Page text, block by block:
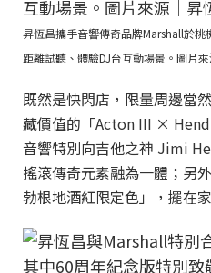
昇恆昌攜手音響傳奇品牌Marshall於
距離試聽、體驗DJ台互動場景。圖片
既然是快閃店，限量周邊當
藏價值的「Acton III ×
音響特別向吉他之神 Jimi
搖滾傳奇元素融為一體；另
勃根地酒紅限定色」，擺在